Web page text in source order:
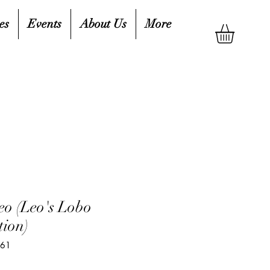
Events About Us More
(Leo's Lobo